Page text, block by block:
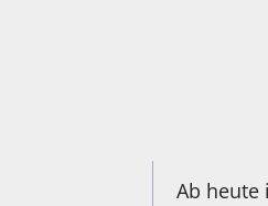
Ab heute